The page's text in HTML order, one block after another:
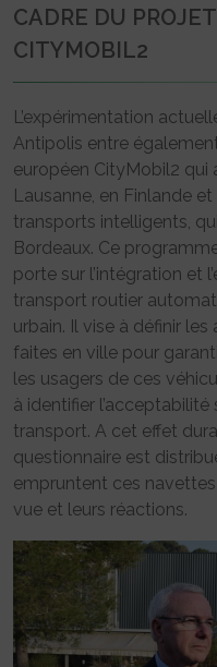
CADRE DU
CITYMOBIL2
L’expérimentation
Antipolis entre
européen CityMobil2 qui
Lausanne, en Finlande
transports intelligents,
Bordeaux. Ce
porte sur l’intégration et
transport routier
urbain. Il vise à définir
faites en ville pour
les usagers de ces
à identifier
transport. A cet effet
questionnaire est
empruntent ces
vue et leurs réactions.